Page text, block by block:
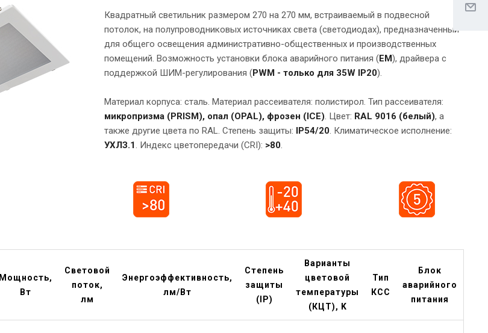
Квадратный светильник размером 270 на 270 мм, встраиваемый в подвесной
потолок, на полупроводниковых источниках света (светодиодах), предназначенный
для общего освещения административно-общественных и производственных
помещений. Возможность установки блока аварийного питания (EM), драйвера с
поддержкой ШИМ-регулирования (PWM - только для 35W IP20).
Материал корпуса: сталь. Материал рассеивателя: полистирол. Тип рассеивателя:
микропризма (PRISM), опал (OPAL), фрозен (ICE). Цвет: RAL 9016 (белый), а
также другие цвета по RAL. Степень защиты: IP54/20. Климатическое исполнение:
УХЛЗ.1. Индекс цветопередачи (CRI): >80.
Мощность,
Вт
Световой
поток,
лм
Энергоэффективность,
лм/Вт
Степень
защиты
(IP)
Варианты
цветовой
температуры
(КЦТ), K
Тип
КСС
Блок
аварийного
питания